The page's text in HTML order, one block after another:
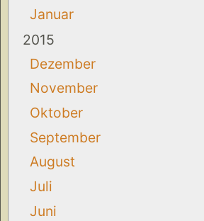
Januar
2015
Dezember
November
Oktober
September
August
Juli
Juni